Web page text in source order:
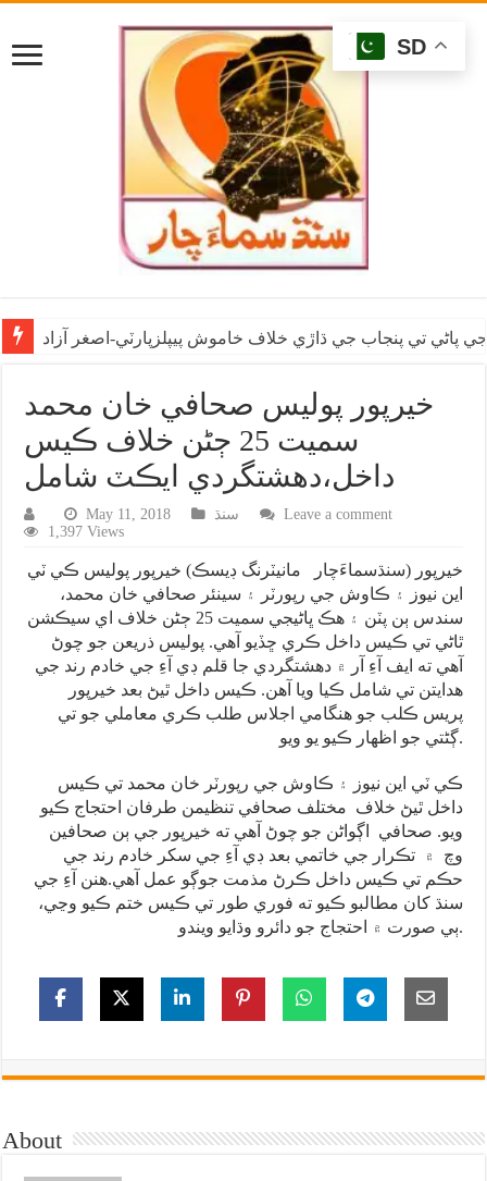
پاڻي تي پنجاب جي ڌاڙي خلاف خاموش پيپلزپارٽي-اصغر آزاد
خيرپور پوليس صحافي خان محمد
سميت 25 ڄڻن خلاف ڪيس
داخل،دهشتگردي ايڪٽ شامل
May 11, 2018 سنڌ
Leave a comment
1,397 Views
خيرپور (سنڌسماءَچار مانيٽرنگ ڊيسڪ) خيرپور پوليس ڪي ٽي
اين نيوز ۽ ڪاوش جي رپورٽر ۽ سينئر صحافي خان محمد،
سندس ٻن پٽن ۽ هڪ ڀاڻيجي سميت 25 ڄڻن خلاف اي سيڪشن
ٿاڻي تي ڪيس داخل ڪري ڇڏيو آهي. پوليس ذريعن جو چوڻ
آهي ته ايف آءِ آر ۾ دهشتگردي جا قلم ڊي آءِ جي خادم رند جي
هدايتن تي شامل ڪيا ويا آهن. ڪيس داخل ٿيڻ بعد خيرپور
پريس ڪلب جو هنگامي اجلاس طلب ڪري معاملي جو تي
ڳڻتي جو اظهار ڪيو يو ويو.
ڪي ٽي اين نيوز ۽ ڪاوش جي رپورٽر خان محمد تي ڪيس
داخل ٿيڻ خلاف مختلف صحافي تنظيمن طرفان احتجاج ڪيو
ويو. صحافي اڳواڻن جو چوڻ آهي ته خيرپور جي ٻن صحافين
وچ ۾ تڪرار جي خاتمي بعد ڊي آءِ جي سکر خادم رند جي
حڪم تي ڪيس داخل ڪرڻ مذمت جوڳو عمل آهي.هنن آءِ جي
سنڌ کان مطالبو ڪيو ته فوري طور تي ڪيس ختم ڪيو وڃي،
ٻي صورت ۾ احتجاج جو دائرو وڌايو ويندو.
About
SD